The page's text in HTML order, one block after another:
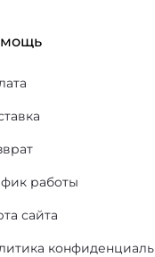
работы
сайта